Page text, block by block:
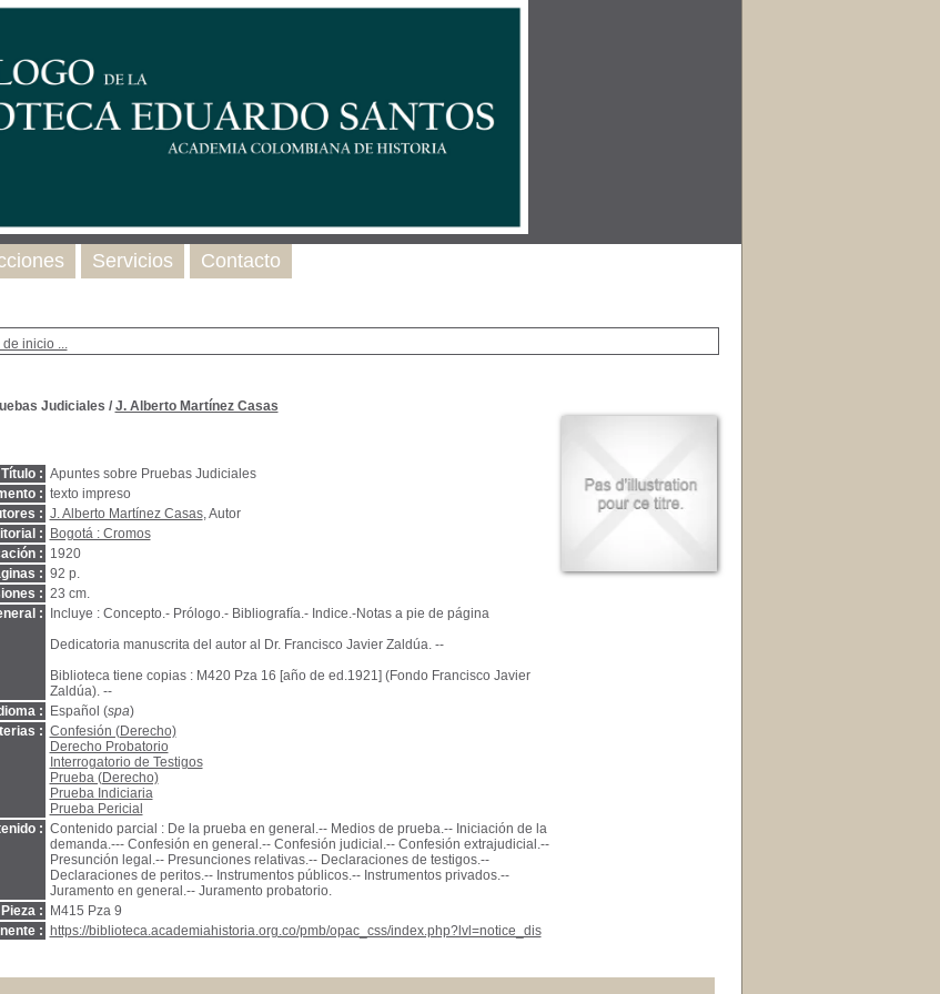
inicio ...
Judiciales / J. Alberto Martínez Casas
Título : Apuntes sobre Pruebas Judiciales
: texto impreso
: J. Alberto Martínez Casas, Autor
:
Bogotá : Cromos
: 1920
: 92 p.
: 23 cm.
:
Incluye : Concepto.- Prólogo.- Bibliografía.- Indice.-Notas a pie de página
Dedicatoria manuscrita del autor al Dr. Francisco Javier Zaldúa. --
Biblioteca tiene copias : M420 Pza 16 [año de ed.1921] (Fondo Francisco Javier
Zaldúa). --
:
Español (spa)
: Confesión (Derecho)
Derecho Probatorio
Interrogatorio de Testigos
Prueba (Derecho)
Prueba Indiciaria
Prueba Pericial
: Contenido parcial : De la prueba en general.-- Medios de prueba.-- Iniciación de la
demanda.--- Confesión en general.-- Confesión judicial.-- Confesión extrajudicial.--
Presunción legal.-- Presunciones relativas.-- Declaraciones de testigos.--
Declaraciones de peritos.-- Instrumentos públicos.-- Instrumentos privados.--
Juramento en general.-- Juramento probatorio.
Pieza :
M415 Pza 9
:
https://biblioteca.academiahistoria.org.co/pmb/opac_css/index.php?lvl=notice_dis
Servicios Contacto